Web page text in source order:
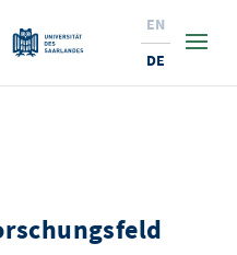
EN
DE